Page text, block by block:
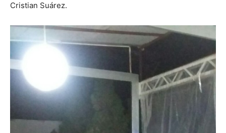
Cristian Suárez.